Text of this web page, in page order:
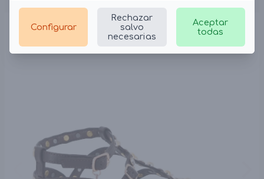
Configurar
Rechazar
salvo
necesarias
Aceptar
todas